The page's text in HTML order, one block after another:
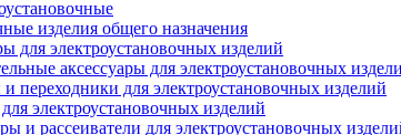
изделия общего назначения
для электроустановочных изделий
аксессуары для электроустановочных
переходники для электроустановочных изделий
электроустановочных изделий
и рассеиватели для электроустановочных